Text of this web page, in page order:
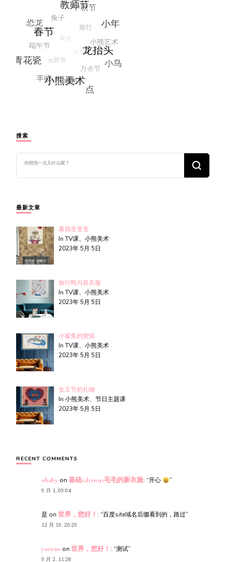
搜索
么
吗?
最新文章
看我变变变
In TV课、小熊美术
2023年 5月 5日
旅行鸭与新衣服
In TV课、小熊美术
2023年 5月 5日
小鲨鱼的烦恼
In TV课、小熊美术
2023年 5月 5日
女王节的礼物
In 小熊美术、节日主题课
2023年 5月 5日
RECENT COMMENTS
obaby on 基础s2l11w91毛毛的新衣服: “开心 ”
9 月 1, 09:04
是 on 世界，您好！ : “百度site域名后缀看到的，路过”
12 月 19, 20:29
yaoyao on 世界，您好！ : “测试”
9 月 2, 11:28